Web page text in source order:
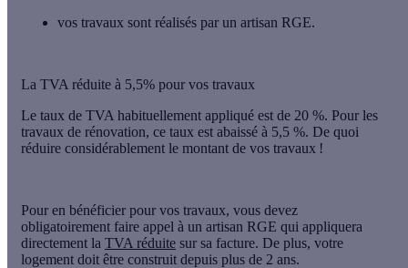
vos travaux sont réalisés par un artisan RGE.
La TVA réduite à 5,5% pour vos travaux
Le taux de TVA habituellement appliqué est de 20 %. Pour les
travaux de rénovation, ce taux est abaissé à 5,5 %. De quoi
réduire considérablement le montant de vos travaux !
Pour en bénéficier pour vos travaux, vous devez
obligatoirement faire appel à un artisan RGE qui appliquera
directement la TVA réduite sur sa facture. De plus, votre
logement doit être construit depuis plus de 2 ans.